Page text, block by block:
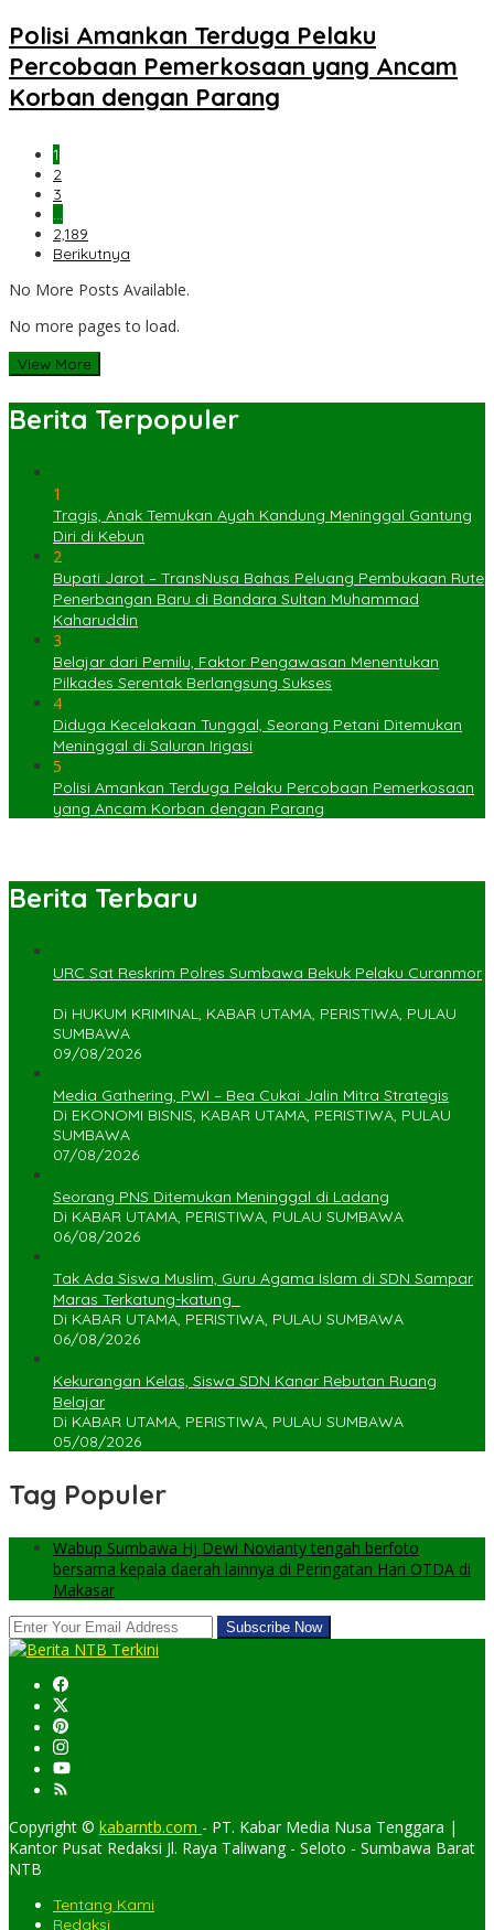
Polisi Amankan Terduga Pelaku
Percobaan Pemerkosaan yang Ancam
Korban dengan Parang
1
2
3
…
2,189
Berikutnya
No More Posts Available.
No more pages to load.
View More
Berita Terpopuler
1
Tragis, Anak Temukan Ayah Kandung Meninggal Gantung
Diri di Kebun
2
Bupati Jarot – TransNusa Bahas Peluang Pembukaan Rute
Penerbangan Baru di Bandara Sultan Muhammad
Kaharuddin
3
Belajar dari Pemilu, Faktor Pengawasan Menentukan
Pilkades Serentak Berlangsung Sukses
4
Diduga Kecelakaan Tunggal, Seorang Petani Ditemukan
Meninggal di Saluran Irigasi
5
Polisi Amankan Terduga Pelaku Percobaan Pemerkosaan
yang Ancam Korban dengan Parang
Berita Terbaru
URC Sat Reskrim Polres Sumbawa Bekuk Pelaku Curanmor
Di HUKUM KRIMINAL, KABAR UTAMA, PERISTIWA, PULAU
SUMBAWA
09/08/2026
Media Gathering, PWI – Bea Cukai Jalin Mitra Strategis
Di EKONOMI BISNIS, KABAR UTAMA, PERISTIWA, PULAU
SUMBAWA
07/08/2026
Seorang PNS Ditemukan Meninggal di Ladang
Di KABAR UTAMA, PERISTIWA, PULAU SUMBAWA
06/08/2026
Tak Ada Siswa Muslim, Guru Agama Islam di SDN Sampar
Maras Terkatung-katung ‎
Di KABAR UTAMA, PERISTIWA, PULAU SUMBAWA
06/08/2026
Kekurangan Kelas, Siswa SDN Kanar Rebutan Ruang
Belajar
Di KABAR UTAMA, PERISTIWA, PULAU SUMBAWA
05/08/2026
Tag Populer
Wabup Sumbawa Hj Dewi Novianty tengah berfoto
bersama kepala daerah lainnya di Peringatan Hari OTDA di
Makasar
Copyright © kabarntb.com - PT. Kabar Media Nusa Tenggara |
Kantor Pusat Redaksi Jl. Raya Taliwang - Seloto - Sumbawa Barat
NTB
Tentang Kami
Redaksi